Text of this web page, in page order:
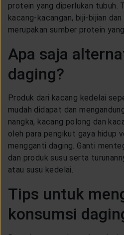
protein yang diperlukan tubuh.
kacang-kacangan, biji-bijian
merupakan sumber protein
Apa saja
daging?
Produk dari kacang kedelai
mudah didapat dan
nangka, kacang polong dan
oleh para pengikut gaya hidup
mengganti daging. Ganti
dan produk susu serta
atau susu kedelai.
Tips untuk
konsumsi